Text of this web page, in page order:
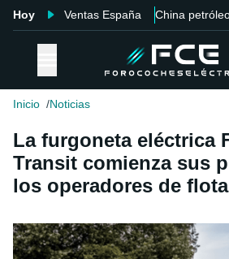
Hoy Ventas España China
Inicio Noticias
La furgoneta eléctrica
Transit comienza sus
los operadores de